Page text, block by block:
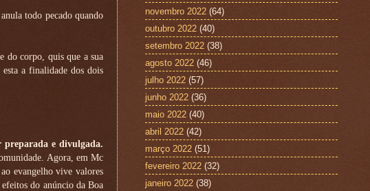
todo pecado quando
do corpo, quis que a sua
a finalidade dos dois
preparada e divulgada.
Agora, em Mc
evangelho vive valores
do anúncio da Boa
novembro 2022 (64)
outubro 2022 (40)
setembro 2022 (38)
agosto 2022 (46)
julho 2022 (57)
junho 2022 (36)
maio 2022 (40)
abril 2022 (42)
março 2022 (51)
fevereiro 2022 (32)
janeiro 2022 (38)